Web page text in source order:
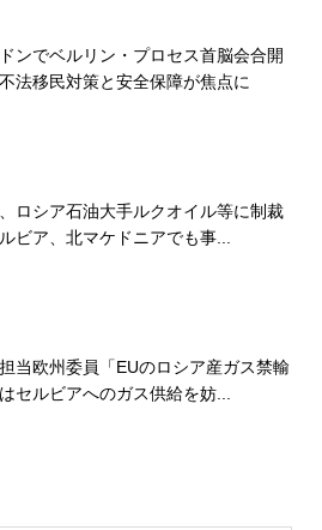
ンでベルリン・プロセス首脳会合開
法移民対策と安全保障が焦点に
ロシア石油大手ルクオイル等に制裁
ビア、北マケドニアでも事...
当欧州委員「EUのロシア産ガス禁輸
セルビアへのガス供給を妨...